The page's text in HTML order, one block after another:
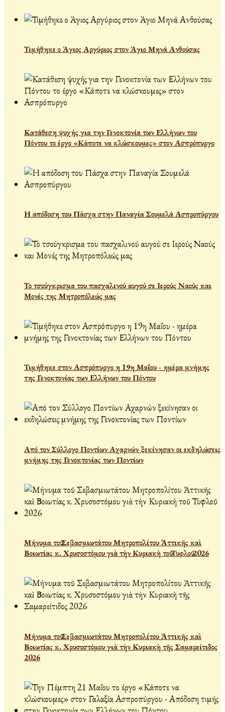
Τιμήθηκε ο Άγιος Αργύριος στον Άγιο Μηνά Ανθούσας
Κατάθεση ψυχής για την Γενοκτονία των Ελλήνων του
Πόντου το έργο «Κάποτε να κλώσκουμες» στον Ασπρόπυργο
Η απόδοση του Πάσχα στην Παναγία Σουμελά Ασπροπύργου
Το τσούγκρισμα του πασχαλινού αυγού σε Ιερούς Ναούς και
Μονές της Μητροπόλεώς μας
Τιμήθηκε στον Ασπρόπυργο η 19η Μαΐου - ημέρα μνήμης
της Γενοκτονίας των Ελλήνων του Πόντου
Από τον Σύλλογο Ποντίων Αχαρνών ξεκίνησαν οι εκδηλώσεις
μνήμης της Γενοκτονίας των Ποντίων
Μήνυμα τοῦ Σεβασμιωτάτου Μητροπολίτου Ἀττικῆς καὶ
Βοιωτίας κ. Χρυσοστόμου γιὰ τὴν Κυριακὴ τοῦ Τυφλοῦ 2026
Μήνυμα τοῦ Σεβασμιωτάτου Μητροπολίτου Ἀττικῆς καὶ
Βοιωτίας κ. Χρυσοστόμου γιὰ τὴν Κυριακὴ τῆς Σαμαρείτιδος
2026